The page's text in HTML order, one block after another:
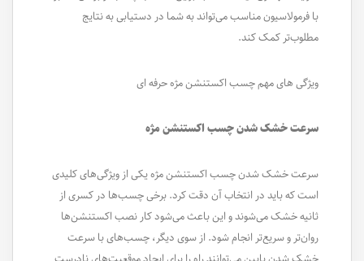
با فرمولاسیون مناسب می‌تواند به شما در دستیابی به نتایج
مطلوب‌تر کمک کند.
ویژگی های مهم چسب اکستنشن مژه حرفه ای
سرعت خشک شدن چسب اکستنشن مژه
سرعت خشک شدن چسب اکستنشن مژه یکی از ویژگی‌های کلیدی
است که باید در انتخاب آن دقت کرد. برخی چسب‌ها در کسری از
ثانیه خشک می‌شوند و این باعث می‌شود کار نصب اکستنشن‌ها
روان‌تر و سریع‌تر انجام شود. از سوی دیگر، چسب‌های با سرعت